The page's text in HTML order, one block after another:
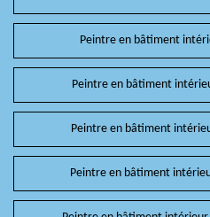
Peintre en bâtiment
Peintre en bâtiment
Peintre en bâtiment
Peintre en bâtiment